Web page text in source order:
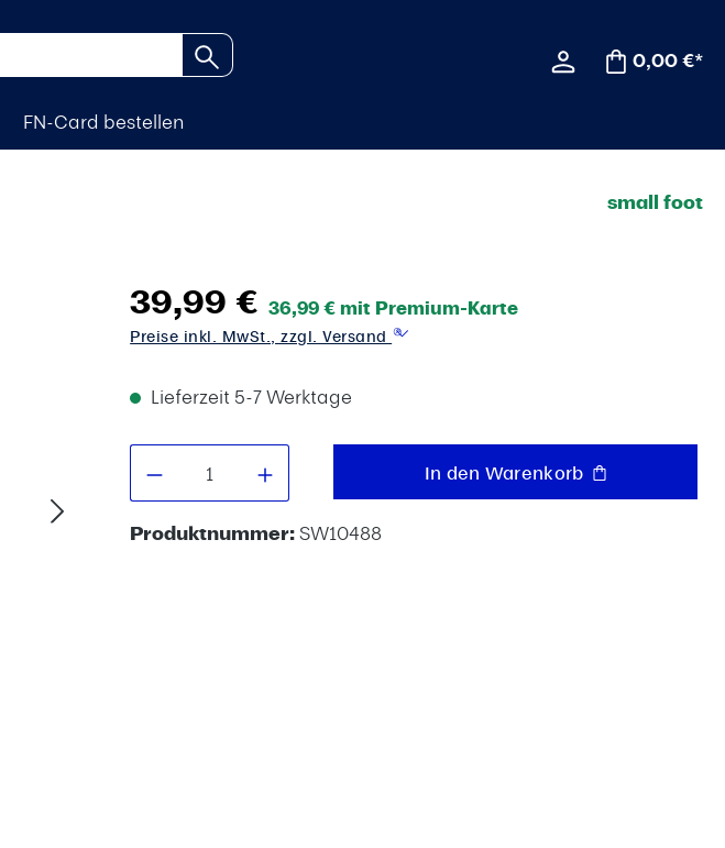
0,00 €*
FN-Card bestellen
small foot
39,99 € 36,99 € mit Premium-Karte
Preise inkl. MwSt., zzgl. Versand
Lieferzeit 5-7 Werktage
Produkt Anzahl: Gib den gewünschten
In den Warenkorb
Produktnummer:SW10488